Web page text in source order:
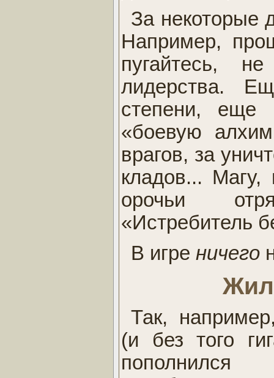
За некоторые
Например,
пугайтесь,
лидерства.
степени, еще
«боевую
врагов, за
кладов... Магу,
орочьи
«Истребитель
В игре ничего
Жил
Так,
(и без того